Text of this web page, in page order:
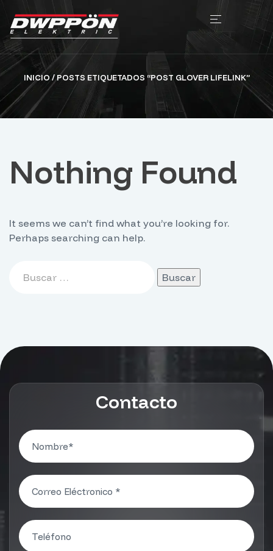
INICIO / POSTS ETIQUETADOS “POST GLOVER LIFELINK”
Nothing Found
It seems we can’t find what you’re looking for.
Perhaps searching can help.
Contacto